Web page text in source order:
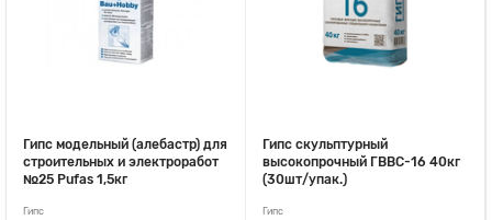
Гипс модельный (алебастр) для
строительных и электроработ
№25 Pufas 1,5кг
Гипс
Гипс скульптурный
высокопрочный ГВВС-16 40кг
(30шт/упак.)
Гипс